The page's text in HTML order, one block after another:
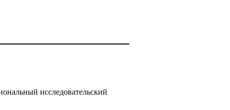
исследовательский